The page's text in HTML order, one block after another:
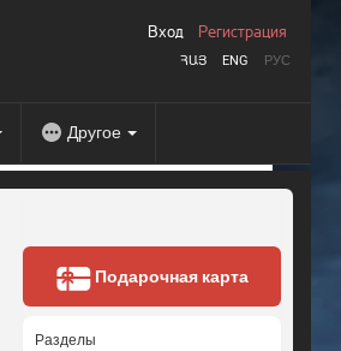
ՀԱՅ ENG РУС
Вход Регистрация
Другое
Подарочная карта
Разделы